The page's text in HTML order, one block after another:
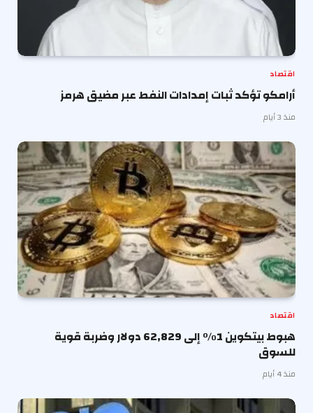
اقتصاد
أرامكو تؤكد ثبات إمدادات النفط عبر مضيق هرمز
منذ 3 أيام
اقتصاد
هبوط بيتكوين 1% إلى 62,829 دولار وضربة قوية
للسوق
منذ 4 أيام